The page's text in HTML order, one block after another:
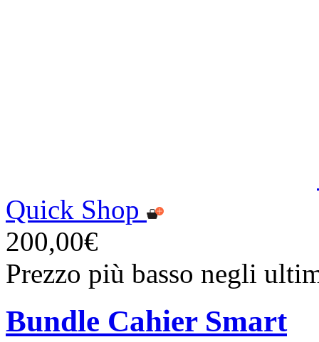
Quick Shop
200,00€
Prezzo più basso negli
Bundle Cahier Smart